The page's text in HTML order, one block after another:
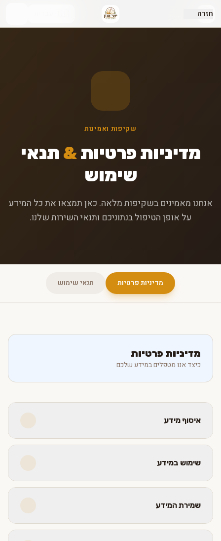
חזרה
שקיפות ואמינות
מדיניות פרטיות& תנאי
שימוש
אנחנו מאמינים בשקיפות מלאה. כאן תמצאו את כל המידע
על אופן הטיפול בנתוניכם ותנאי השירות שלנו.
מדיניות פרטיות תנאי שימוש
מדיניות פרטיות
כיצד אנו מטפלים במידע שלכם
איסוף מידע
שימוש במידע
שמירת המידע